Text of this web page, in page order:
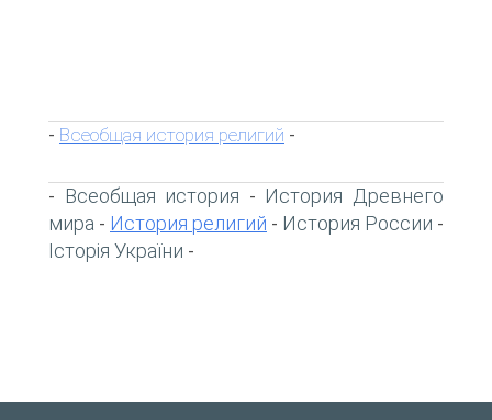
- Всеобщая история религий -
- Всеобщая история - История Древнего
мира - История религий - История России -
Історія України -